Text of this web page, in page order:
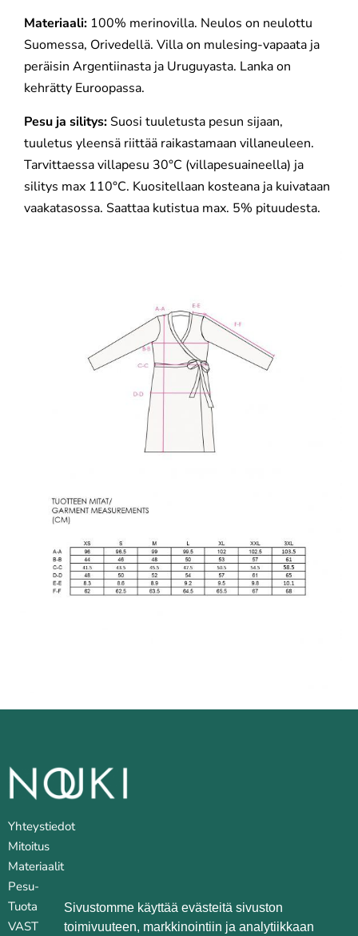
Sivustomme käyttää evästeitä sivuston
toimivuuteen, markkinointiin ja analytiikkaan
Materiaali: 100% merinovilla. Neulos on neulottu
Suomessa, Orivedellä. Villa on mulesing-vapaata ja
peräisin Argentiinasta ja Uruguyasta. Lanka on
kehrätty Euroopassa.
Pesu ja silitys: Suosi tuuletusta pesun sijaan,
tuuletus yleensä riittää raikastamaan villaneuleen.
Tarvittaessa villapesu 30°C (villapesuaineella) ja
silitys max 110°C. Kuositellaan kosteana ja kuivataan
vaakatasossa. Saattaa kutistua max. 5% pituudesta.
Yhteystiedot
Mitoitus
Materiaalit
Pesu- ja huoltovinkkejä
Tuotantopaikat
VASTUULLISUUS